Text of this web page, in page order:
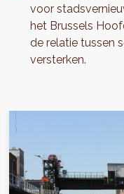
voor
het Brussels
de relatie tussen
versterken.